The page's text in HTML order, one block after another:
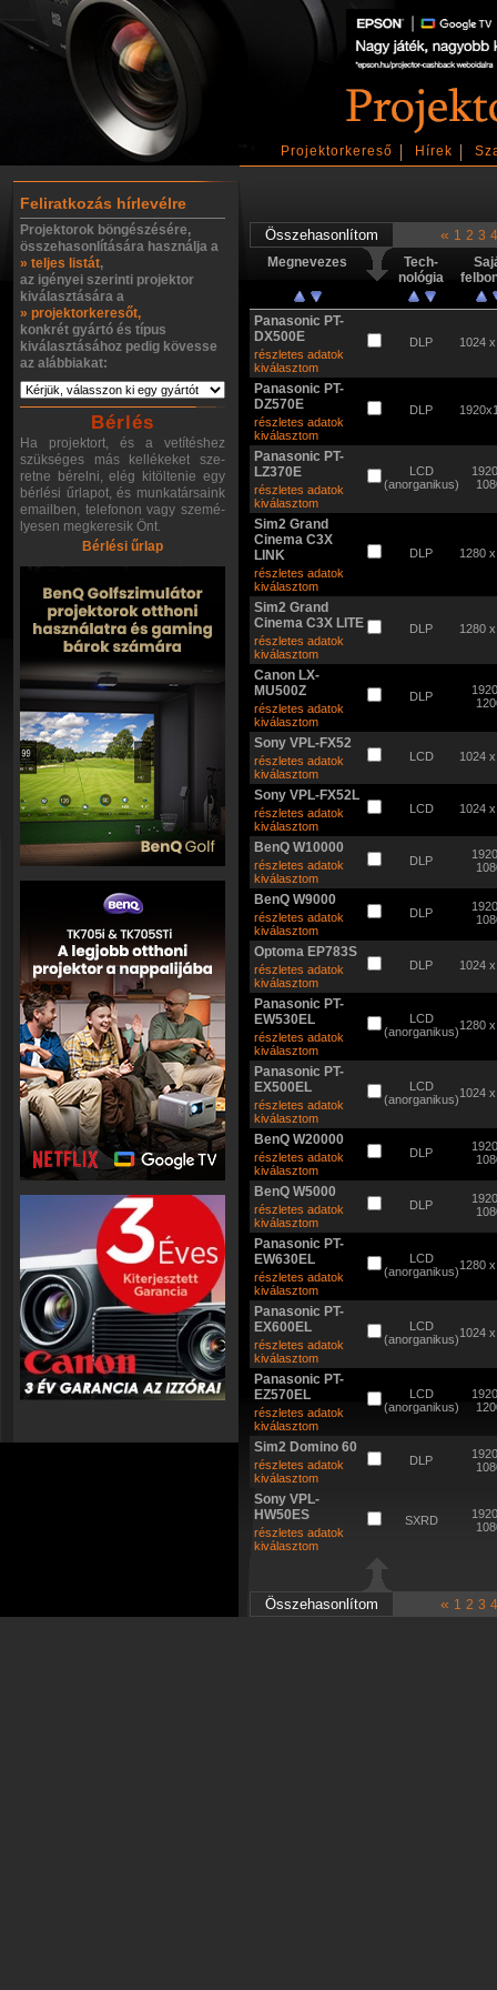
Projektorkereső Hírek
Feliratkozás hírlevélre
Projektorok böngészésére,
összehasonlítására használja a
» teljes listát,
az igényei szerinti projektor
kiválasztására a
» projektorkeresőt,
konkrét gyártó és típus
kiválasztásához pedig kövesse
az alábbiakat:
Bérlés
Ha projektort, és a vetítéshez
szükséges más kellékeket sze-
retne bérelni, elég kitöltenie egy
bérlési űrlapot, és munkatársaink
emailben, telefonon vagy szemé-
lyesen megkeresik Önt.
Bérlési űrlap
« 1 2 3 4
Megnevezes
Tech-
nológia
Panasonic PT-
DX500E
részletes adatok
kiválasztom
DLP 1024
Panasonic PT-
DZ570E
részletes adatok
kiválasztom
DLP
Panasonic PT-
LZ370E
részletes adatok
kiválasztom
LCD
(anorganikus)
Sim2 Grand
Cinema C3X
LINK
részletes adatok
kiválasztom
DLP 1280
Sim2 Grand
Cinema C3X LITE
részletes adatok
kiválasztom
DLP 1280
Canon LX-
MU500Z
részletes adatok
kiválasztom
DLP
Sony VPL-FX52
részletes adatok
kiválasztom
LCD 1024
Sony VPL-FX52L
részletes adatok
kiválasztom
LCD 1024
BenQ W10000
részletes adatok
kiválasztom
DLP
BenQ W9000
részletes adatok
kiválasztom
DLP
Optoma EP783S
részletes adatok
kiválasztom
DLP 1024
Panasonic PT-
EW530EL
részletes adatok
kiválasztom
LCD
(anorganikus)1280
Panasonic PT-
EX500EL
részletes adatok
kiválasztom
LCD
(anorganikus)1024
BenQ W20000
részletes adatok
kiválasztom
DLP
BenQ W5000
részletes adatok
kiválasztom
DLP
Panasonic PT-
EW630EL
részletes adatok
kiválasztom
LCD
(anorganikus)1280
Panasonic PT-
EX600EL
részletes adatok
kiválasztom
LCD
(anorganikus)1024
Panasonic PT-
EZ570EL
részletes adatok
kiválasztom
LCD
(anorganikus)
Sim2 Domino 60
részletes adatok
kiválasztom
DLP
Sony VPL-
HW50ES
részletes adatok
kiválasztom
SXRD
« 1 2 3 4